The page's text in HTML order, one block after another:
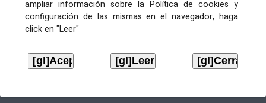
ampliar información sobre la Política de cookies y
configuración de las mismas en el navegador, haga
click en "Leer"